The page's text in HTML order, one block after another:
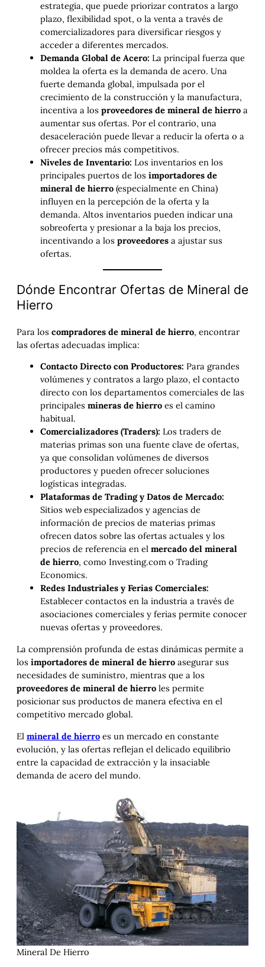
estrategia, que puede priorizar contratos a largo
plazo, flexibilidad spot, o la venta a través de
comercializadores para diversificar riesgos y
acceder a diferentes mercados.
Demanda Global de Acero: La principal fuerza que
moldea la oferta es la demanda de acero. Una
fuerte demanda global, impulsada por el
crecimiento de la construcción y la manufactura,
incentiva a los proveedores de mineral de hierro a
aumentar sus ofertas. Por el contrario, una
desaceleración puede llevar a reducir la oferta o a
ofrecer precios más competitivos.
Niveles de Inventario: Los inventarios en los
principales puertos de los importadores de
mineral de hierro (especialmente en China)
influyen en la percepción de la oferta y la
demanda. Altos inventarios pueden indicar una
sobreoferta y presionar a la baja los precios,
incentivando a los proveedores a ajustar sus
ofertas.
Dónde Encontrar Ofertas de Mineral de
Hierro
Para los compradores de mineral de hierro, encontrar
las ofertas adecuadas implica:
Contacto Directo con Productores: Para grandes
volúmenes y contratos a largo plazo, el contacto
directo con los departamentos comerciales de las
principales mineras de hierro es el camino
habitual.
Comercializadores (Traders): Los traders de
materias primas son una fuente clave de ofertas,
ya que consolidan volúmenes de diversos
productores y pueden ofrecer soluciones
logísticas integradas.
Plataformas de Trading y Datos de Mercado:
Sitios web especializados y agencias de
información de precios de materias primas
ofrecen datos sobre las ofertas actuales y los
precios de referencia en el mercado del mineral
de hierro, como Investing.com o Trading
Economics.
Redes Industriales y Ferias Comerciales:
Establecer contactos en la industria a través de
asociaciones comerciales y ferias permite conocer
nuevas ofertas y proveedores.
La comprensión profunda de estas dinámicas permite a
los importadores de mineral de hierro asegurar sus
necesidades de suministro, mientras que a los
proveedores de mineral de hierro les permite
posicionar sus productos de manera efectiva en el
competitivo mercado global.
El mineral de hierro es un mercado en constante
evolución, y las ofertas reflejan el delicado equilibrio
entre la capacidad de extracción y la insaciable
demanda de acero del mundo.
Mineral De Hierro